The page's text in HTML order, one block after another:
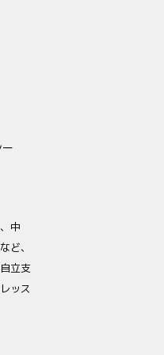
中
ど、
立支
ッス